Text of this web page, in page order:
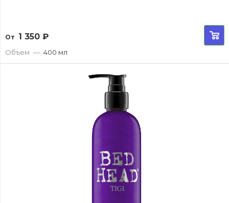
От 1 350 ₽
Объем — 400 мл